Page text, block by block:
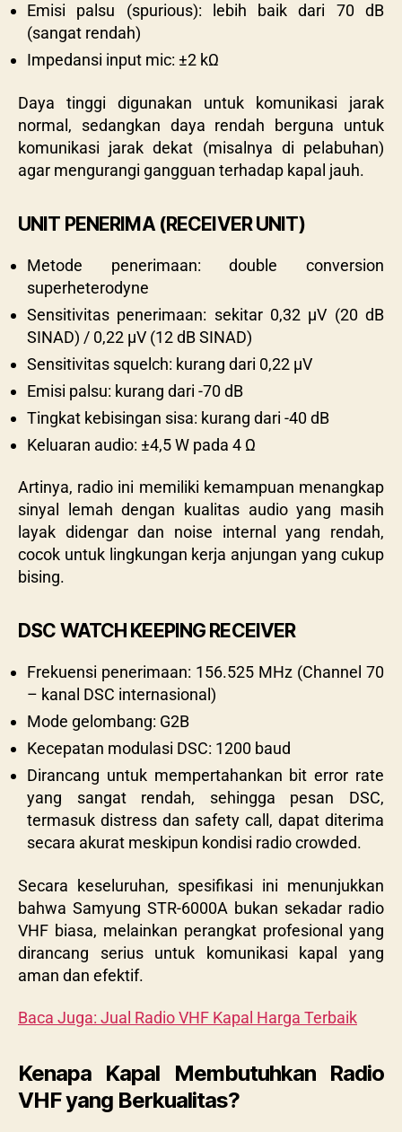
Emisi palsu (spurious): lebih baik dari 70 dB
(sangat rendah)
Impedansi input mic: ±2 kΩ
Daya tinggi digunakan untuk komunikasi jarak
normal, sedangkan daya rendah berguna untuk
komunikasi jarak dekat (misalnya di pelabuhan)
agar mengurangi gangguan terhadap kapal jauh.
UNIT PENERIMA (RECEIVER UNIT)
Metode penerimaan: double conversion
superheterodyne
Sensitivitas penerimaan: sekitar 0,32 µV (20 dB
SINAD) / 0,22 µV (12 dB SINAD)
Sensitivitas squelch: kurang dari 0,22 µV
Emisi palsu: kurang dari -70 dB
Tingkat kebisingan sisa: kurang dari -40 dB
Keluaran audio: ±4,5 W pada 4 Ω
Artinya, radio ini memiliki kemampuan menangkap
sinyal lemah dengan kualitas audio yang masih
layak didengar dan noise internal yang rendah,
cocok untuk lingkungan kerja anjungan yang cukup
bising.
DSC WATCH KEEPING RECEIVER
Frekuensi penerimaan: 156.525 MHz (Channel 70
– kanal DSC internasional)
Mode gelombang: G2B
Kecepatan modulasi DSC: 1200 baud
Dirancang untuk mempertahankan bit error rate
yang sangat rendah, sehingga pesan DSC,
termasuk distress dan safety call, dapat diterima
secara akurat meskipun kondisi radio crowded.
Secara keseluruhan, spesifikasi ini menunjukkan
bahwa Samyung STR-6000A bukan sekadar radio
VHF biasa, melainkan perangkat profesional yang
dirancang serius untuk komunikasi kapal yang
aman dan efektif.
Baca Juga: Jual Radio VHF Kapal Harga Terbaik
Kenapa Kapal Membutuhkan Radio
VHF yang Berkualitas?